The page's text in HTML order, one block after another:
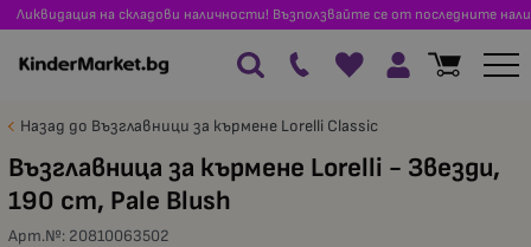
Ликвидация на складови наличности! Възползвайте се от последните
Назад до Възглавници за кърмене Lorelli Classic
Възглавница за кърмене Lorelli - Звезди,
190 cm, Pale Blush
Арт.№: 20810063502